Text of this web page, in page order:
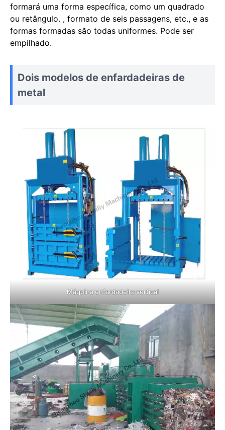
formará uma forma específica, como um quadrado
ou retângulo. , formato de seis passagens, etc., e as
formas formadas são todas uniformes. Pode ser
empilhado.
Dois modelos de enfardadeiras de
metal
Máquina enfardadeira vertical